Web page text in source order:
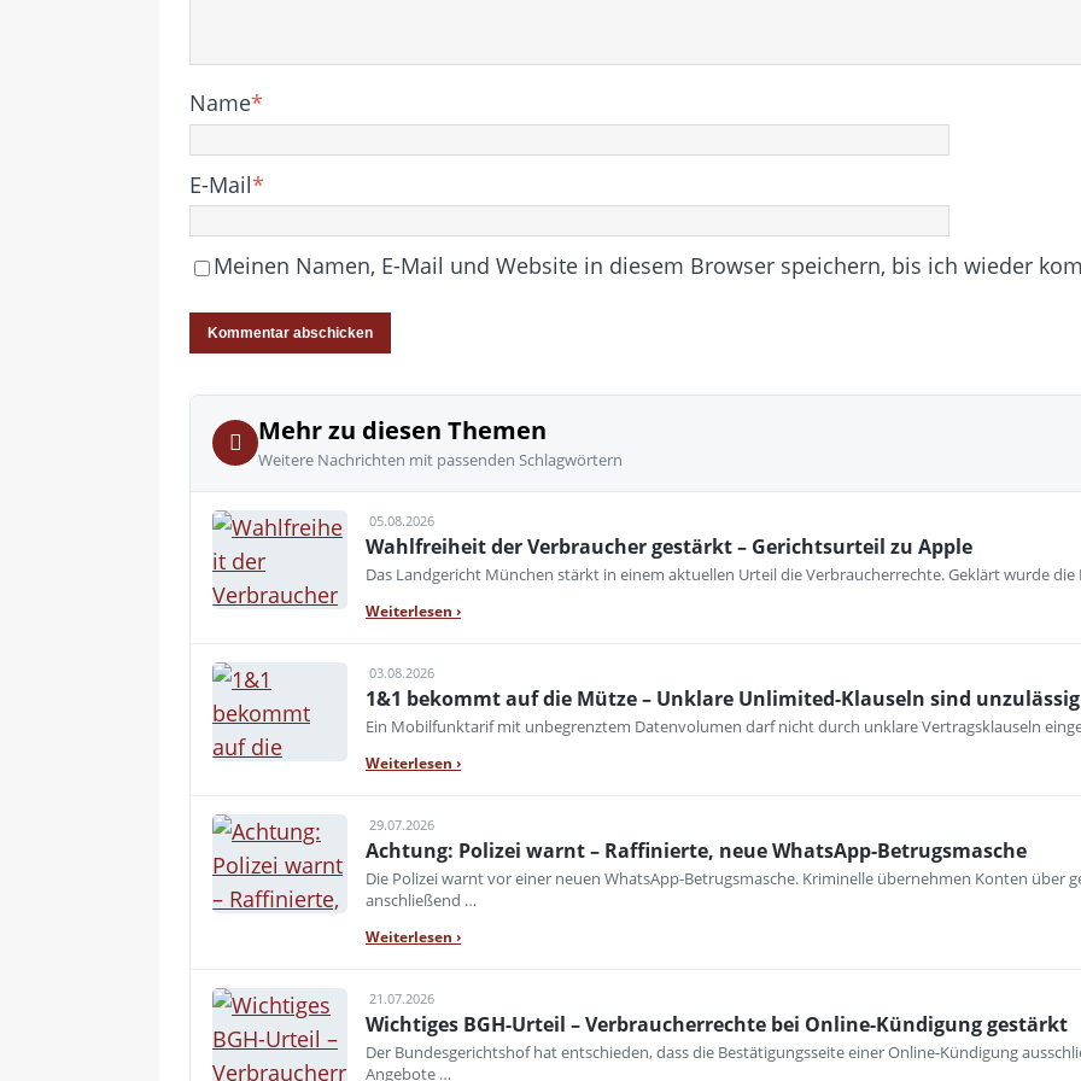
Name*
E-Mail*
Meinen Namen, E-Mail und Website in diesem Browser speichern, bis ich wieder
Mehr zu diesen Themen
Weitere Nachrichten mit passenden Schlagwörtern
05.08.2026
Wahlfreiheit der Verbraucher gestärkt – Gerichtsurteil zu Apple
Das Landgericht München stärkt in einem aktuellen Urteil die Verbraucherrechte. Geklärt wurde die
Weiterlesen ›
03.08.2026
1&1 bekommt auf die Mütze – Unklare Unlimited-Klauseln sind unzulässig
Ein Mobilfunktarif mit unbegrenztem Datenvolumen darf nicht durch unklare Vertragsklauseln
Weiterlesen ›
29.07.2026
Achtung: Polizei warnt – Raffinierte, neue WhatsApp-Betrugsmasche
Die Polizei warnt vor einer neuen WhatsApp-Betrugsmasche. Kriminelle übernehmen Konten über
anschließend …
Weiterlesen ›
21.07.2026
Wichtiges BGH-Urteil – Verbraucherrechte bei Online-Kündigung gestärkt
Der Bundesgerichtshof hat entschieden, dass die Bestätigungsseite einer Online-Kündigung
Angebote …